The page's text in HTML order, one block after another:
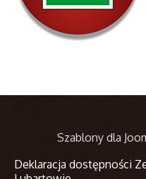
Szablony dla
Deklaracja dostępności